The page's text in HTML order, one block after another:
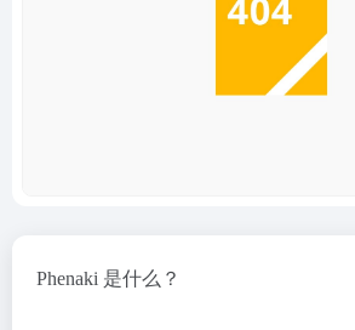
Phenaki 是什么？